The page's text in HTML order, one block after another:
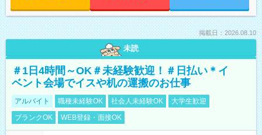
掲載日：2026.08.10
未読
＃1日4時間～OK＃未経験歓迎！＃日払い＊イ
ベント会場でイスや机の運搬のお仕事
アルバイト 職種未経験OK 社会人未経験OK
大学生歓迎
ブランクOK
WEB登録・面接OK